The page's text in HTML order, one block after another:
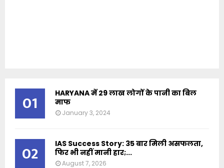
01
HARYANA में 29 लाख लोगों के पानी का बिल
माफ
January 3, 2024
02
IAS Success Story: 35 बार मिली असफलता,
फिर भी नहीं मानी हार;...
August 7, 2026